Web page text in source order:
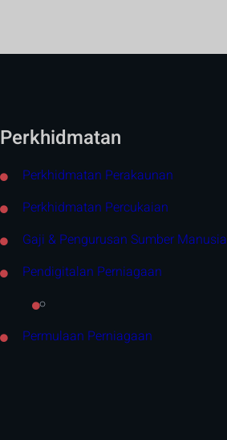
Perkhidmatan
Perkhidmatan Perakaunan
Perkhidmatan Percukaian
Gaji & Pengurusan Sumber Manusia
Pendigitalan Perniagaan
Permulaan Perniagaan